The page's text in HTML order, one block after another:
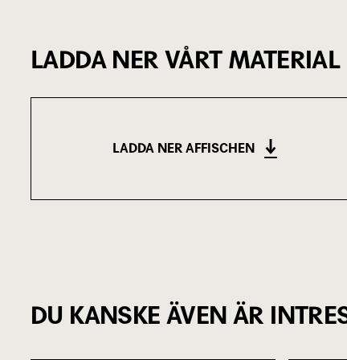
LADDA NER VÅRT MATERIAL
LADDA NER AFFISCHEN
DU KANSKE ÄVEN ÄR